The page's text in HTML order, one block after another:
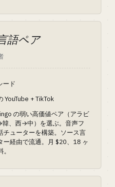
語ペア
ード
YouTube + TikTok
の弱い高価値ペア（アラビ
、西→中）を選ぶ。音声フ
チューターを構築。ソース言
ー経由で流通。月 $20、18 ヶ